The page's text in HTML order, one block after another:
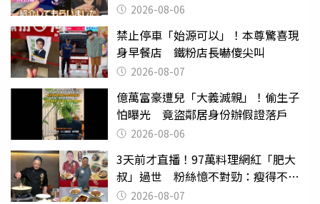
2026-08-06
禁止停車「始源可以」！本尊驚喜現
身早餐店 鐵粉店長嚇傻尖叫
2026-08-07
億萬富豪遭兒「大義滅親」！偷生子
怕曝光 竟盜鄰居身份辦假證落戶
2026-08-06
3天前才直播！97萬料理網紅「肥大
叔」過世 粉絲憶不對勁：瘦得不合
理 2026-08-07